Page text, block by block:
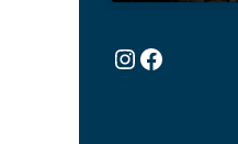
Instagram
Facebook